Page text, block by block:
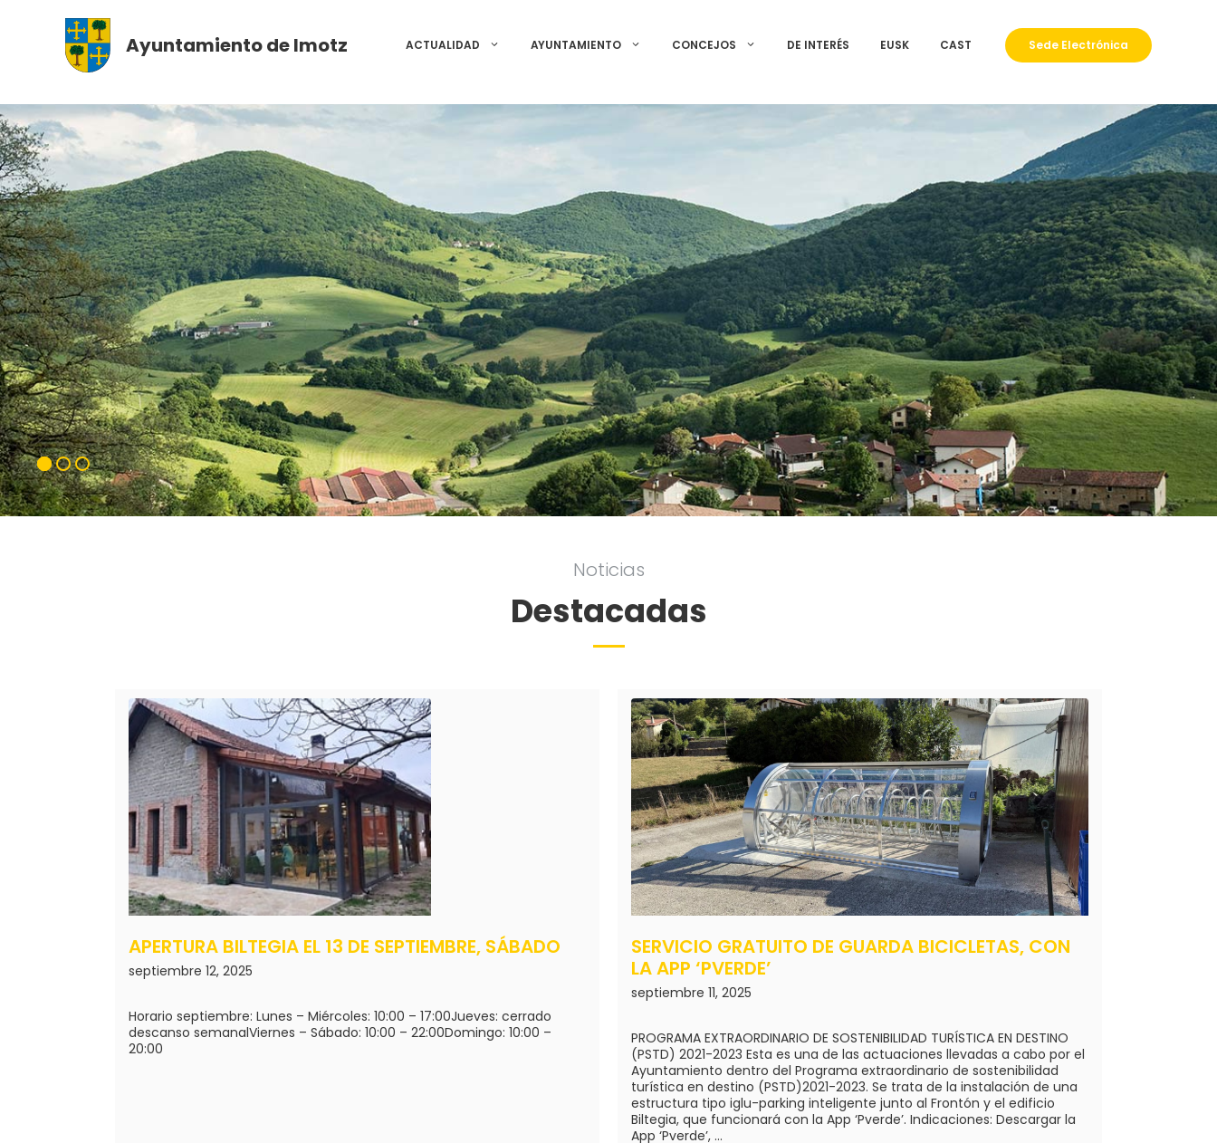
contenido
Ayuntamiento de Imotz ACTUALIDAD AYUNTAMIENTO CONCEJOS DE INTERÉS EUSK CAST Sede Electrónica
Noticias
Destacadas
APERTURA BILTEGIA EL 13 DE SEPTIEMBRE, SÁBADO
septiembre 12, 2025
Horario septiembre: Lunes – Miércoles: 10:00 – 17:00Jueves: cerrado
descanso semanalViernes – Sábado: 10:00 – 22:00Domingo: 10:00 –
20:00
SERVICIO GRATUITO DE GUARDA BICICLETAS, CON
LA APP ‘PVERDE’
septiembre 11, 2025
PROGRAMA EXTRAORDINARIO DE SOSTENIBILIDAD TURÍSTICA EN DESTINO
(PSTD) 2021-2023 Esta es una de las actuaciones llevadas a cabo por el
Ayuntamiento dentro del Programa extraordinario de sostenibilidad
turística en destino (PSTD)2021-2023. Se trata de la instalación de una
estructura tipo iglu-parking inteligente junto al Frontón y el edificio
Biltegia, que funcionará con la App ‘Pverde’. Indicaciones: Descargar la
App ‘Pverde’, ...